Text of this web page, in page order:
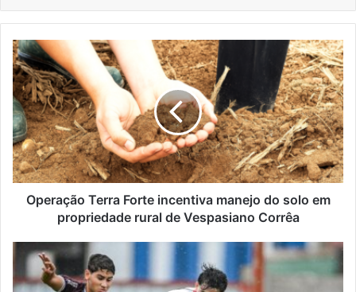
Operação
Terra
Forte
incentiva
manejo
do
solo
em
propriedade
rural
Corrêa
Operação Terra Forte incentiva manejo do solo em
propriedade rural de Vespasiano Corrêa
Taça
Amizade